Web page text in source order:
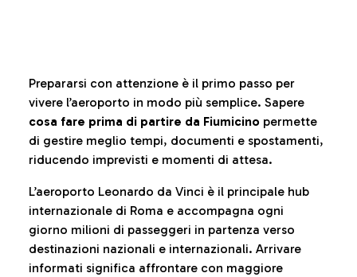
Prepararsi con attenzione è il primo passo per
vivere l’aeroporto in modo più semplice. Sapere
cosa fare prima di partire da Fiumicino permette
di gestire meglio tempi, documenti e spostamenti,
riducendo imprevisti e momenti di attesa.
L’aeroporto Leonardo da Vinci è il principale hub
internazionale di Roma e accompagna ogni
giorno milioni di passeggeri in partenza verso
destinazioni nazionali e internazionali. Arrivare
informati significa affrontare con maggiore